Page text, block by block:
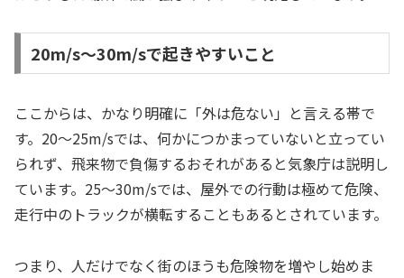
20m/s〜30m/sで起きやすいこと
ここからは、かなり明確に「外は危ない」と言える帯で
す。20〜25m/sでは、何かにつかまっていないと立ってい
られず、飛来物で負傷するおそれがあると気象庁は説明し
ています。25〜30m/sでは、屋外での行動は極めて危険、
走行中のトラックが横転することもあるとされています。
つまり、人だけでなく街のほうも危険物を増やし始めま